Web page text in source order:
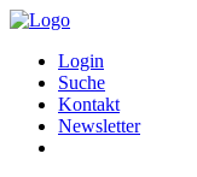
Login
Suche
Kontakt
Newsletter